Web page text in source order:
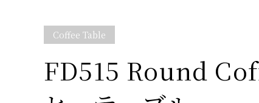
Coffee Table
FD515 Round